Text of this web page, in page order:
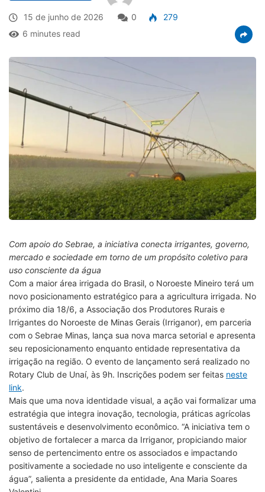
15 de junho de 2026 0
279
6 minutes read
Com apoio do Sebrae, a iniciativa conecta irrigantes, governo,
mercado e sociedade em torno de um propósito coletivo para
uso consciente da água
Com a maior área irrigada do Brasil, o Noroeste Mineiro terá um
novo posicionamento estratégico para a agricultura irrigada. No
próximo dia 18/6, a Associação dos Produtores Rurais e
Irrigantes do Noroeste de Minas Gerais (Irriganor), em parceria
com o Sebrae Minas, lança sua nova marca setorial e apresenta
seu reposicionamento enquanto entidade representativa da
irrigação na região. O evento de lançamento será realizado no
Rotary Club de Unaí, às 9h. Inscrições podem ser feitas neste
link.
Mais que uma nova identidade visual, a ação vai formalizar uma
estratégia que integra inovação, tecnologia, práticas agrícolas
sustentáveis e desenvolvimento econômico. “A iniciativa tem o
objetivo de fortalecer a marca da Irriganor, propiciando maior
senso de pertencimento entre os associados e impactando
positivamente a sociedade no uso inteligente e consciente da
água”, salienta a presidente da entidade, Ana Maria Soares